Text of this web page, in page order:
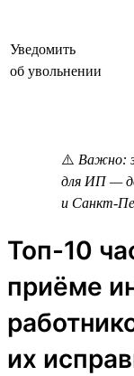
Уведомить
об увольнении
⚠️ Важно:
для ИП —
и Санкт-
Топ-10
приёме
их